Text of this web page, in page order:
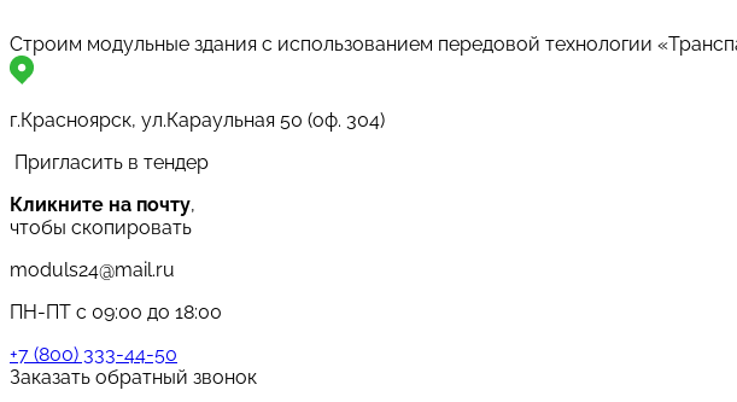
Строим модульные здания с использованием передовой технологии
г.Красноярск, ул.Караульная 50 (оф. 304)
Пригласить в тендер
Кликните на почту,
чтобы скопировать
moduls24@mail.ru
ПН-ПТ с 09:00 до 18:00
+7 (800) 333-44-50
Заказать обратный звонок